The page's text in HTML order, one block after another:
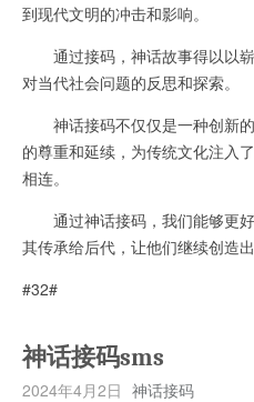
到现代文明的冲击和影响。
通过接码，神话故事得以以崭
对当代社会问题的反思和探索。
神话接码不仅仅是一种创新的
的尊重和延续，为传统文化注入
相连。
通过神话接码，我们能够更好
其传承给后代，让他们继续创造
#32#
神话接码sms
2024年4月2日 神话接码